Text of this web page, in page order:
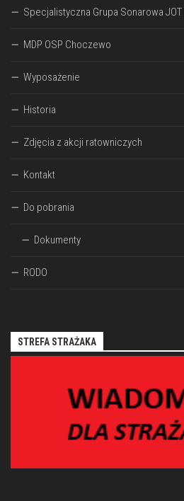
Specjalistyczna Grupa Sonarowa
MDP OSP Choczewo
Wyposażenie
Historia
Zdjęcia z akcji ratowniczych
Kontakt
Do pobrania
Dokumenty
RODO
STREFA STRAŻAKA